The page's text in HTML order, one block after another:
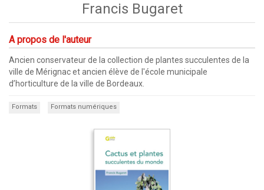
Francis Bugaret
A propos de l'auteur
Ancien conservateur de la collection de plantes succulentes de la
ville de Mérignac et ancien élève de l'école municipale
d’horticulture de la ville de Bordeaux.
Formats Formats numériques